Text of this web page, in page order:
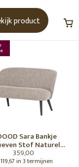
product
Sara Bankje
Stof Naturel
Melange [Fsc]
359,00
in 3 termijnen